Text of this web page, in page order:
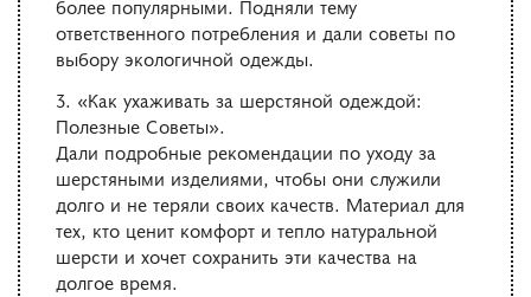
более популярными. Подняли тему
ответственного потребления и дали советы по
выбору экологичной одежды.
3. «Как ухаживать за шерстяной одеждой:
Полезные Советы».
Дали подробные рекомендации по уходу за
шерстяными изделиями, чтобы они служили
долго и не теряли своих качеств. Материал для
тех, кто ценит комфорт и тепло натуральной
шерсти и хочет сохранить эти качества на
долгое время.